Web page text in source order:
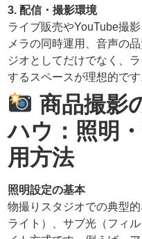
3. 配信・撮影環境
ライブ販売やYouTube撮
メラの同時運用、音声の
ジオとしてだけでなく、
するスペースが理想的です
商品撮影
ハウ：照明
用方法
照明設定の基本
物撮りスタジオでの典型
ライト）、サブ光（フィ